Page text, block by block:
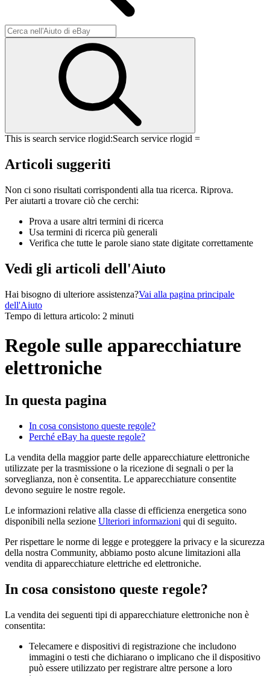
This is search service rlogid:Search service rlogid =
Articoli suggeriti
Non ci sono risultati corrispondenti alla tua ricerca. Riprova.
Per aiutarti a trovare ciò che cerchi:
Prova a usare altri termini di ricerca
Usa termini di ricerca più generali
Verifica che tutte le parole siano state digitate correttamente
Vedi gli articoli dell'Aiuto
Hai bisogno di ulteriore assistenza?Vai alla pagina principale
dell'Aiuto
Tempo di lettura articolo: 2 minuti
Regole sulle apparecchiature
elettroniche
In questa pagina
In cosa consistono queste regole?
Perché eBay ha queste regole?
La vendita della maggior parte delle apparecchiature elettroniche
utilizzate per la trasmissione o la ricezione di segnali o per la
sorveglianza, non è consentita. Le apparecchiature consentite
devono seguire le nostre regole.
Le informazioni relative alla classe di efficienza energetica sono
disponibili nella sezione Ulteriori informazioni qui di seguito.
Per rispettare le norme di legge e proteggere la privacy e la sicurezza
della nostra Community, abbiamo posto alcune limitazioni alla
vendita di apparecchiature elettriche ed elettroniche.
In cosa consistono queste regole?
La vendita dei seguenti tipi di apparecchiature elettroniche non è
consentita:
Telecamere e dispositivi di registrazione che includono
immagini o testi che dichiarano o implicano che il dispositivo
può essere utilizzato per registrare altre persone a loro